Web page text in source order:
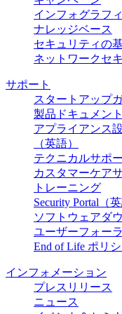
インフォグラフ
ナレッジベース
セキュリティの
ネットワークセ
サポート
スタートアップ
製品ドキュメント
アプライアンス
（英語）
テクニカルサポ
カスタマーケア
トレーニング
Security Portal（英
ソフトウェアダ
ユーザーフォー
End of Life ポリ
インフォメーション
プレスリリース
ニュース